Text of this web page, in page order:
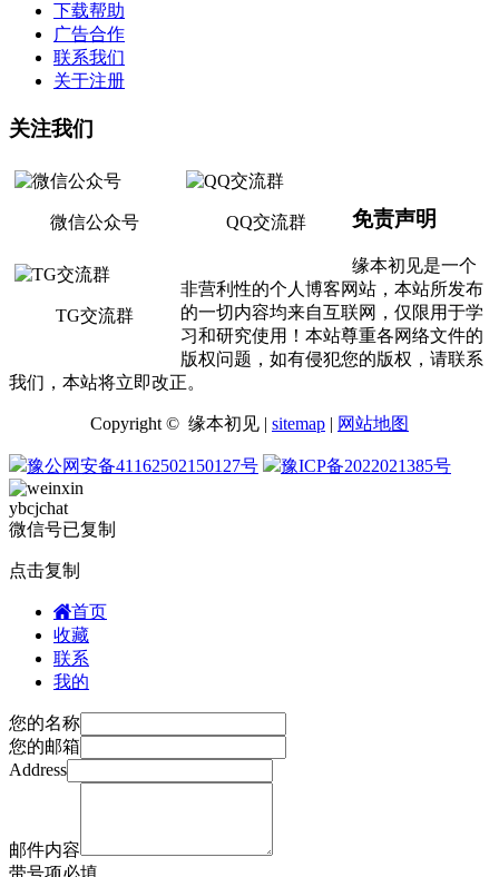
下载帮助
广告合作
联系我们
关于注册
关注我们
微信公众号 QQ交流群
TG交流群
免责声明
缘本初见是一个
非营利性的个人博客网站，本站所发布
的一切内容均来自互联网，仅限用于学
习和研究使用！本站尊重各网络文件的
版权问题，如有侵犯您的版权，请联系
我们，本站将立即改正。
Copyright © 缘本初见 | sitemap | 网站地图
豫公网安备41162502150127号 豫ICP备2022021385号
ybcjchat
微信号已复制
点击复制
首页
收藏
联系
我的
您的名称
您的邮箱
Address
邮件内容